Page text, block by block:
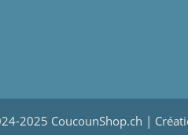
2025 CoucounShop.ch |